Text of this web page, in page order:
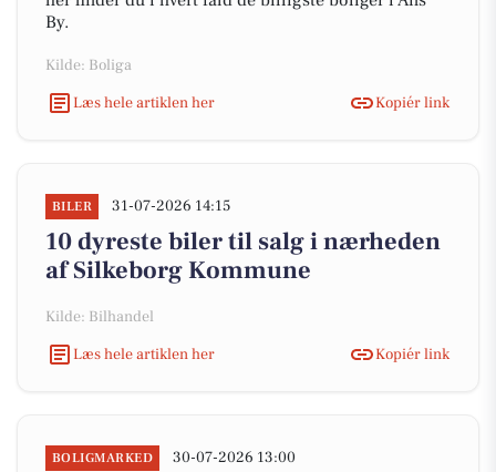
By.
Kilde: Boliga
Læs hele artiklen her
Kopiér link
BILER 31-07-2026 14:15
10 dyreste biler til salg i nærheden
af Silkeborg Kommune
Kilde: Bilhandel
Læs hele artiklen her
Kopiér link
BOLIGMARKED 30-07-2026 13:00